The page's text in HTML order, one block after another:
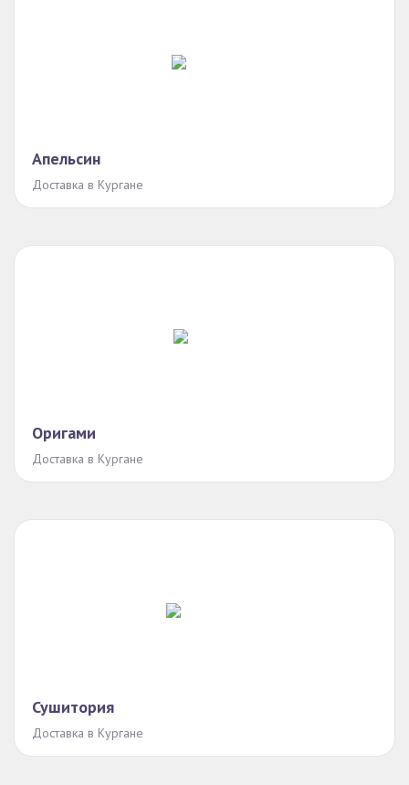
Апельсин
Доставка в Кургане
Оригами
Доставка в Кургане
Сушитория
Доставка в Кургане